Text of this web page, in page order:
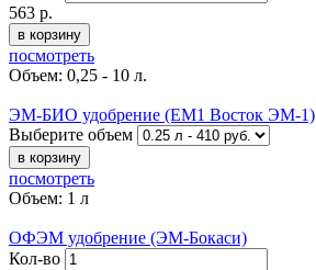
563 р.
в корзину
посмотреть
Объем: 0,25 - 10 л.
ЭМ-БИО удобрение (EM1 Восток ЭМ-1)
Выберите объем
в корзину
посмотреть
Объем: 1 л
ОФЭМ удобрение (ЭМ-Бокаси)
Кол-во